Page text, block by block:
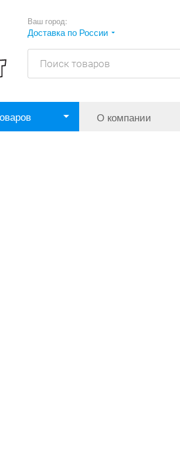
Ваш город:
Доставка по России
О компании